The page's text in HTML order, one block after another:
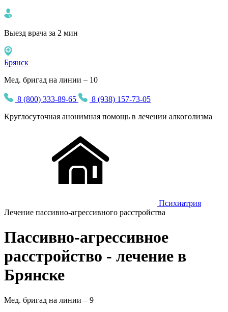
Выезд врача за 2 мин
Брянск
Мед. бригад на линии – 10
8 (800) 333-89-65
8 (938) 157-73-05
Круглосуточная анонимная помощь в лечении алкоголизма
Психиатрия
Лечение пассивно-агрессивного расстройства
Пассивно-агрессивное
расстройство - лечение в
Брянске
Мед. бригад на линии – 9